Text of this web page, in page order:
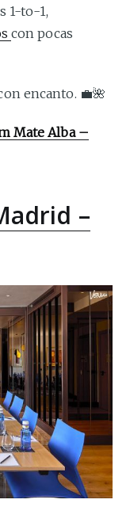
1-to-1,
con pocas
encanto. 💼🌺
Mate Alba –
–